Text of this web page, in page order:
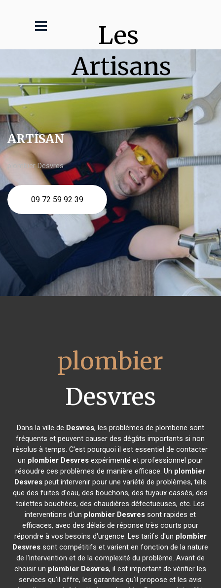
Les
Artisans
ARTISAN
plombier Desvres
09 72 59 92 39
plombier
Desvres
Dans la ville de Desvres, les problèmes de plomberie sont
fréquents et peuvent causer des dégâts importants si non
résolus à temps. C'est pourquoi il est essentiel de contacter
un plombier Desvres expérimenté et professionnel pour
résoudre ces problèmes de manière efficace. Un plombier
Desvres peut intervenir pour une variété de problèmes, tels
que des fuites d'eau, des bouchons, des tuyaux cassés, des
toilettes bouchées, des chaudières défectueuses, etc. Les
interventions d'un plombier Desvres sont rapides et
efficaces, avec des délais de réponse très courts pour
répondre à vos besoins d'urgence. Les tarifs d'un plombier
Desvres sont compétitifs et varient en fonction de la nature
de l'intervention et de la complexité du problème. Avant de
choisir un plombier Desvres, il est important de vérifier les
services qu'il offre, les garanties qu'il propose et les avis